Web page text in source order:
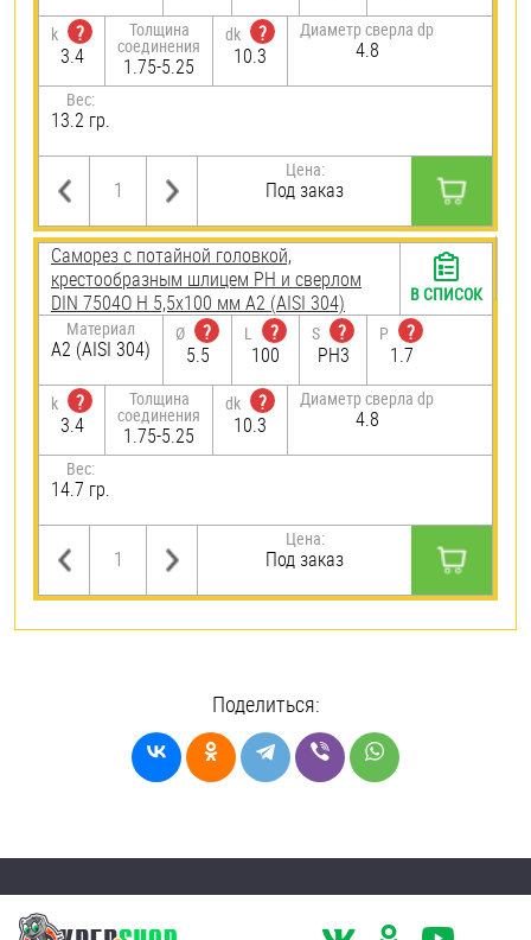
k
?
3.4
Толщина
соединения
1.75-5.25
dk
?
10.3
Диаметр сверла dp
4.8
Вес:
13.2 гр.
Цена:
Под заказ
Саморез с потайной головкой,
крестообразным шлицем PH и сверлом
DIN 7504O H 5,5х100 мм А2 (AISI 304)
Материал
А2 (AISI 304)
Ø
?
5.5
L
?
100
S
?
PH3
P
?
1.7
k
?
3.4
Толщина
соединения
1.75-5.25
dk
?
10.3
Диаметр сверла dp
4.8
Вес:
14.7 гр.
Цена:
Под заказ
В СПИСОК
Поделиться: